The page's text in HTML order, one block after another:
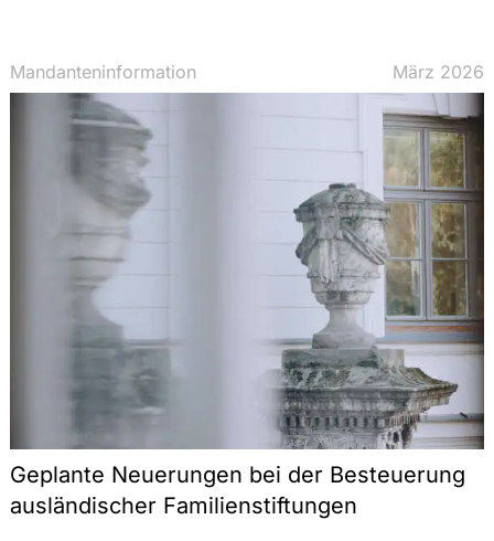
Mandanteninformation März 2026
Geplante Neuerungen bei der Besteuerung
ausländischer Familienstiftungen